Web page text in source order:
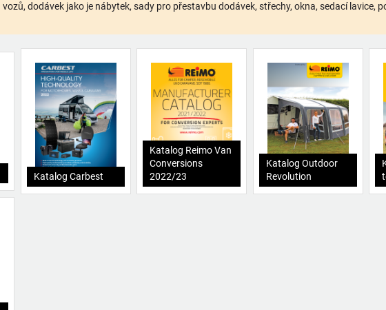
dodávek jako je nábytek, sady pro přestavbu dodávek, střechy, okna, sedací lavice,
Katalog Carbest
Katalog Reimo Van
Conversions
2022/23
Katalog Outdoor
Revolution